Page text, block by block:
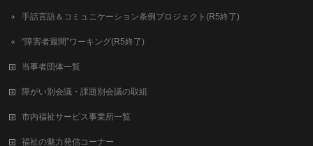
手話言語＆コミュニケーション条例プロジェクト(R5終了)
“障害者週間”ワーキング(R5終了)
当事者団体一覧
障がい別会議・課題別会議の取組
市内福祉サービス事業所一覧
福祉の魅力発信コーナー